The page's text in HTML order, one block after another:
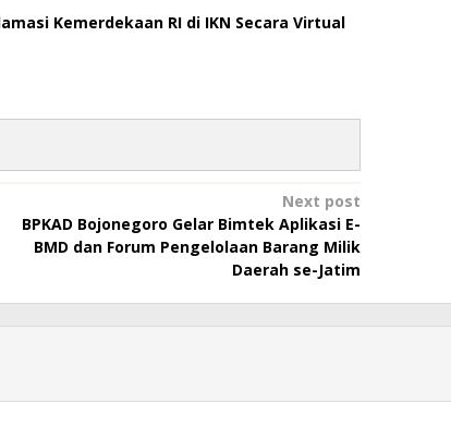
Kemerdekaan RI di IKN Secara Virtual
Next post
BPKAD Bojonegoro Gelar Bimtek Aplikasi E-
BMD dan Forum Pengelolaan Barang Milik
Daerah se-Jatim